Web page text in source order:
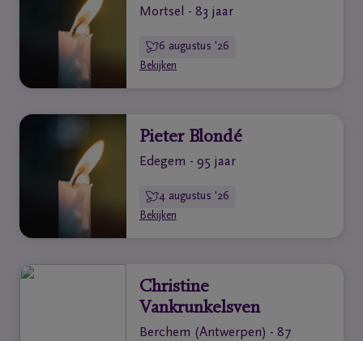
Overlijdensberichten
Veelgestelde
vragen
Meld een
overlijden
Mortsel - 83 jaar
6 augustus '26
Bekijken
Pieter Blondé
Edegem - 95 jaar
4 augustus '26
Bekijken
Christine
Vankrunkelsven
Berchem (Antwerpen) - 87